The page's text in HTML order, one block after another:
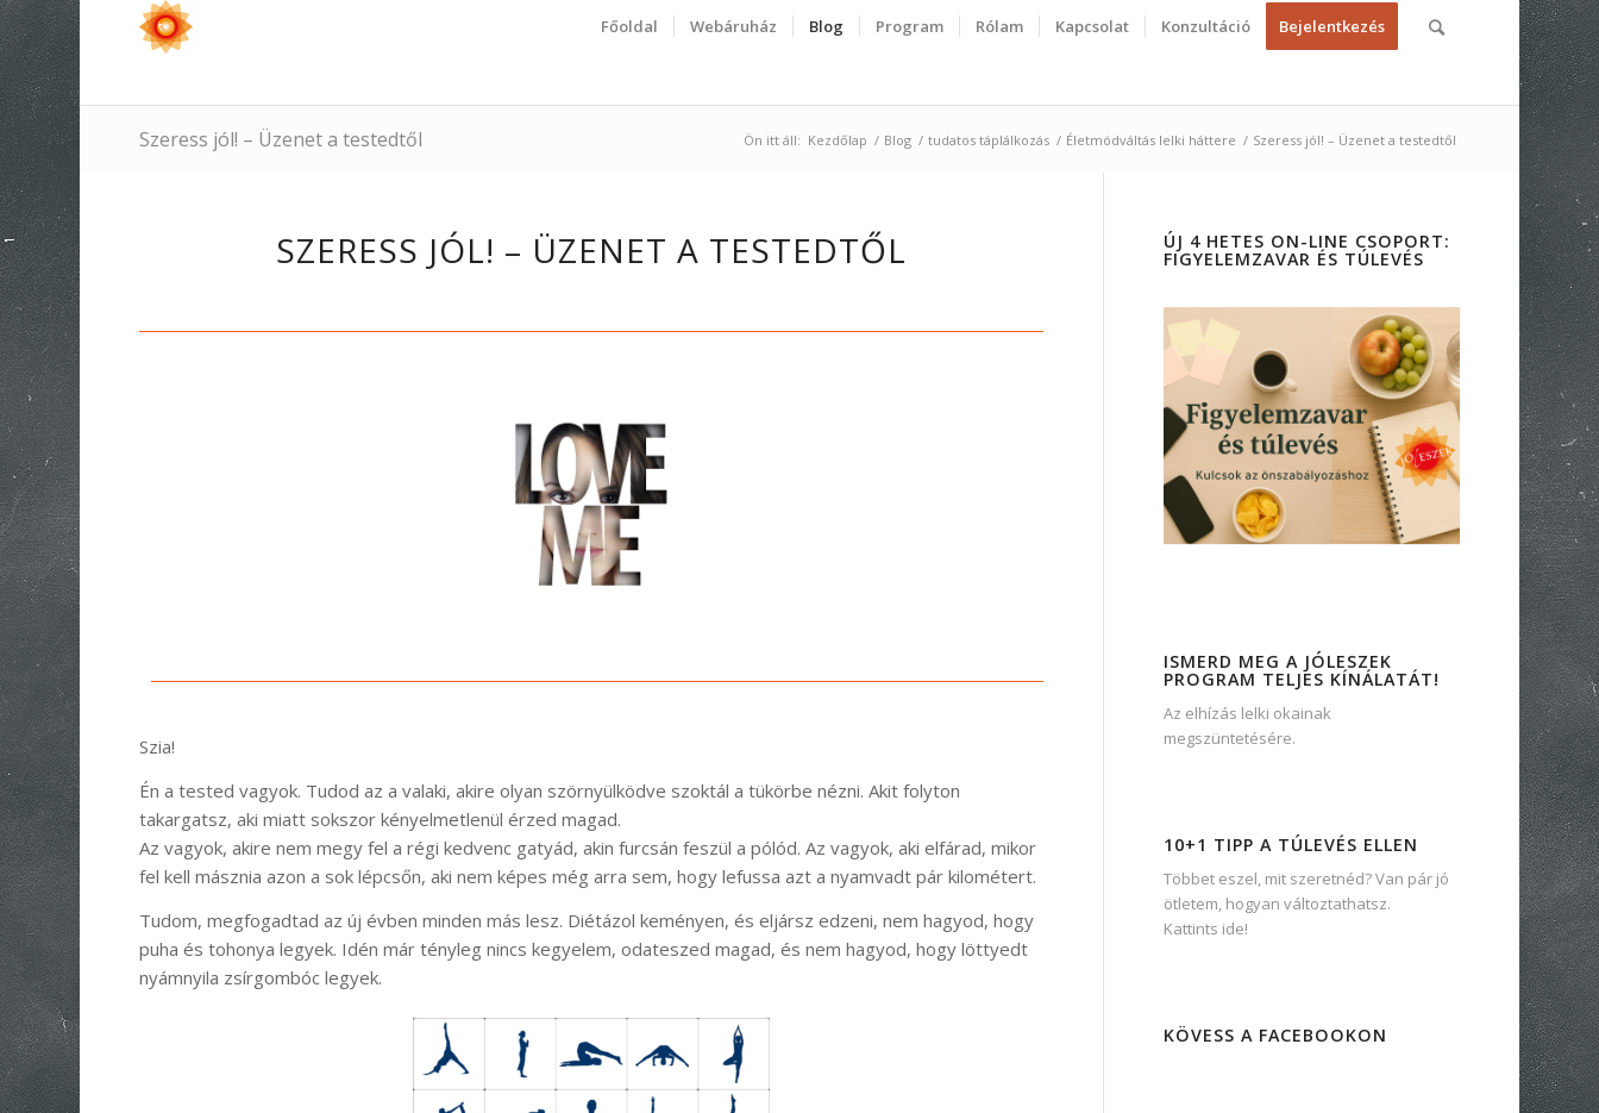
Főoldal Webáruház Blog Program Rólam Kapcsolat Konzultáció Bejelentkezés
Szeress jól! – Üzenet a testedtől Ön itt áll: Kezdőlap / Blog / tudatos táplálkozás / Életmódváltás lelki háttere / Szeress jól! – Üzenet a testedtől
SZERESS JÓL! – ÜZENET A TESTEDTŐL
Szia!
Én a tested vagyok. Tudod az a valaki, akire olyan szörnyülködve szoktál a tükörbe nézni. Akit folyton
takargatsz, aki miatt sokszor kényelmetlenül érzed magad.
Az vagyok, akire nem megy fel a régi kedvenc gatyád, akin furcsán feszül a pólód. Az vagyok, aki elfárad, mikor
fel kell másznia azon a sok lépcsőn, aki nem képes még arra sem, hogy lefussa azt a nyamvadt pár kilométert.
Tudom, megfogadtad az új évben minden más lesz. Diétázol keményen, és eljársz edzeni, nem hagyod, hogy
puha és tohonya legyek. Idén már tényleg nincs kegyelem, odateszed magad, és nem hagyod, hogy löttyedt
nyámnyila zsírgombóc legyek.
ÚJ 4 HETES ON-LINE CSOPORT:
FIGYELEMZAVAR ÉS TÚLEVÉS
ISMERD MEG A JÓLESZEK
PROGRAM TELJES KÍNÁLATÁT!
Az elhízás lelki okainak
megszüntetésére.
10+1 TIPP A TÚLEVÉS ELLEN
Többet eszel, mit szeretnéd? Van pár jó
ötletem, hogyan változtathatsz.
Kattints ide!
KÖVESS A FACEBOOKON